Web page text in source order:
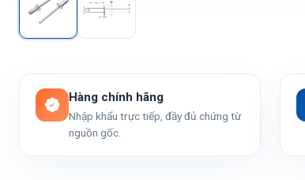
Hàng chính hãng
Nhập khẩu trực tiếp, đầy đủ chứng từ
nguồn gốc.